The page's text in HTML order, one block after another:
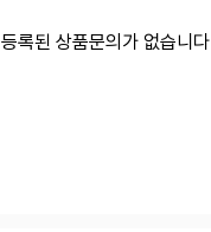
등록된 상품문의가 없습니다